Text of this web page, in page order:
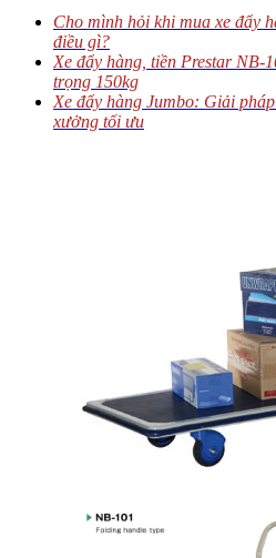
Cho mình hỏi khi mua xe đẩy
điều gì?
Xe đẩy hàng, tiền Prestar NB-
trọng 150kg
Xe đẩy hàng Jumbo: Giải
xưởng tối ưu